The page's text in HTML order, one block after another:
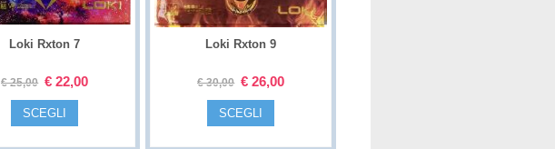
Loki Rxton 7
€25,00 € 22,00
SCEGLI
Loki Rxton 9
€30,00 € 26,00
SCEGLI